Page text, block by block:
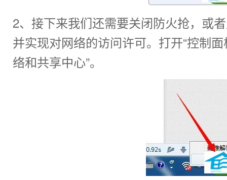
2、接下来我们还需要关闭防火抢，或
并实现对网络的访问许可。打开“控制
络和共享中心”。